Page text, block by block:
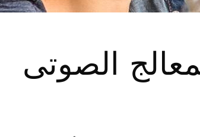
الصوتى